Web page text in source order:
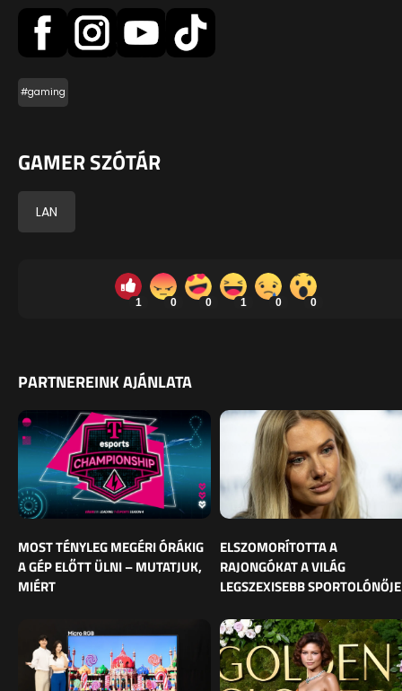
#gaming
GAMER SZÓTÁR
LAN
1 0 0 1 0 0
PARTNEREINK AJÁNLATA
MOST TÉNYLEG MEGÉRI ÓRÁKIG
A GÉP ELŐTT ÜLNI – MUTATJUK,
MIÉRT
ELSZOMORÍTOTTA A
RAJONGÓKAT A VILÁG
LEGSZEXISEBB SPORTOLÓNŐJE